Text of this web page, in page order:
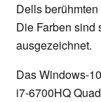
Dells
Die Farben sind
ausgezeichnet.
Das Windows-
i7-6700HQ